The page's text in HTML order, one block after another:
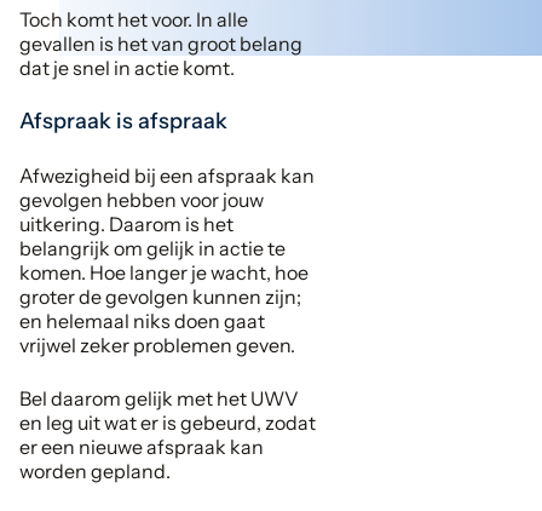
Toch komt het voor. In alle
gevallen is het van groot belang
dat je snel in actie komt.
Afspraak is afspraak
Afwezigheid bij een afspraak kan
gevolgen hebben voor jouw
uitkering. Daarom is het
belangrijk om gelijk in actie te
komen. Hoe langer je wacht, hoe
groter de gevolgen kunnen zijn;
en helemaal niks doen gaat
vrijwel zeker problemen geven.
Bel daarom gelijk met het UWV
en leg uit wat er is gebeurd, zodat
er een nieuwe afspraak kan
worden gepland.